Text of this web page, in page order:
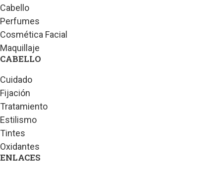
Cabello
Perfumes
Cosmética Facial
Maquillaje
CABELLO
Cuidado
Fijación
Tratamiento
Estilismo
Tintes
Oxidantes
ENLACES